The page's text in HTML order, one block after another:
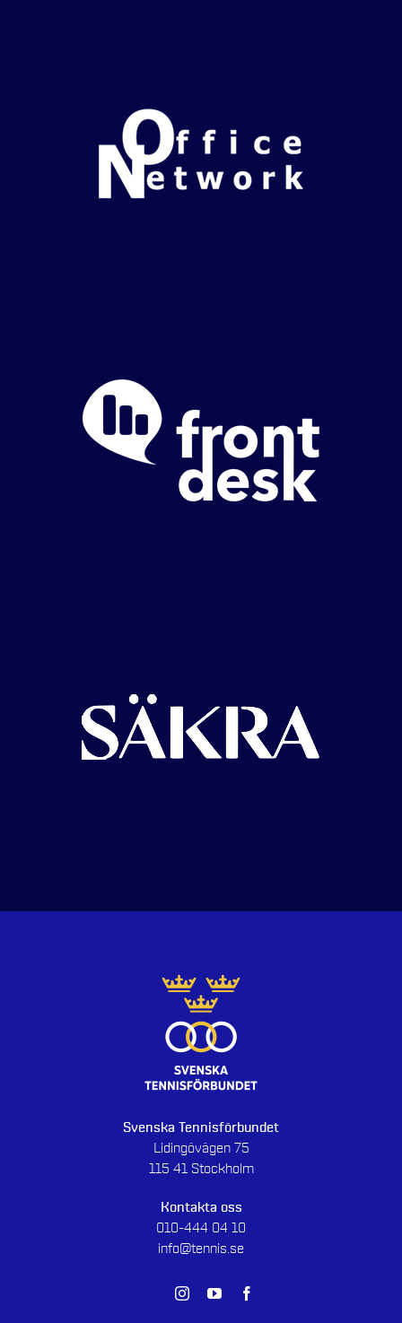
Svenska Tennisförbundet
Lidingövägen 75
115 41 Stockholm
Kontakta oss
010-444 04 10
info@tennis.se